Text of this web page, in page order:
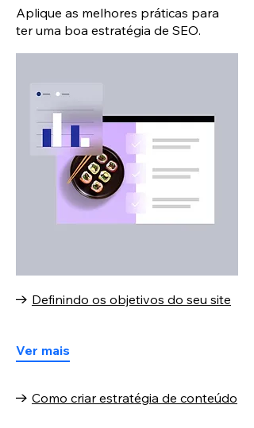
Aplique as melhores práticas para
ter uma boa estratégia de SEO.
Ver mais
Definindo os objetivos do seu site
Como criar estratégia de conteúdo